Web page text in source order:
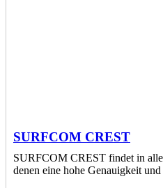
SURFCOM CREST
SURFCOM CREST findet in
denen eine hohe Genauigkeit